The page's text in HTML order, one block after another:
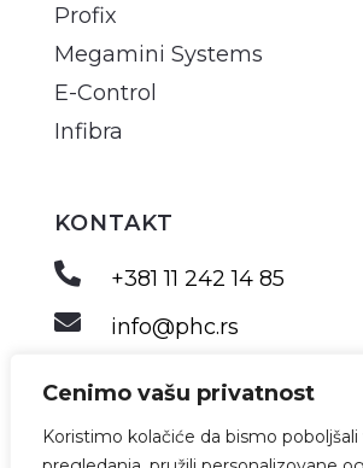
Cenimo vašu privatnost
Koristimo kolačiće da bismo
Profix
Megamini Systems
E-Control
Infibra
KONTAKT

+381 11 242 14 85

info@phc.rs
©2026 PHC. Sva prava zadržana.